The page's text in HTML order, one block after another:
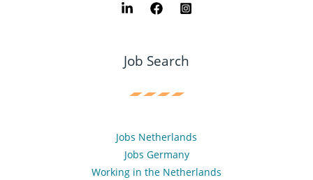
Job Search
Jobs Netherlands
Jobs Germany
Working in the Netherlands